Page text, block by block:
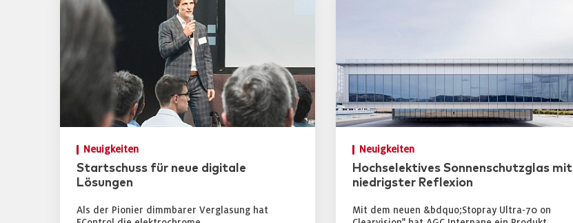
Neuigkeiten
Startschuss für neue digitale
Lösungen
Als der Pionier dimmbarer Verglasung hat
Neuigkeiten
Hochselektives Sonnenschutzglas mit
niedrigster Reflexion
Mit dem neuen &bdquo;Stopray Ultra-70 on